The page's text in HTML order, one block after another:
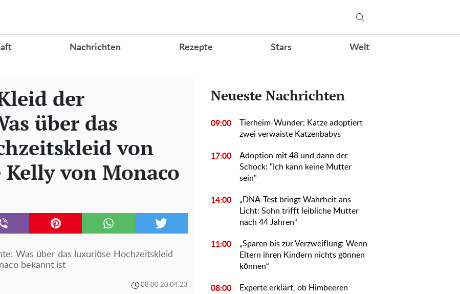
Nachrichten Rezepte Stars Welt
der
über das
von
von Monaco
Was über das luxuriöse Hochzeitskleid
bekannt ist
08:00 20.04.23
Neueste Nachrichten
09:00
Tierheim-Wunder: Katze adoptiert
zwei verwaiste Katzenbabys
17:00
Adoption mit 48 und dann der
Schock: "Ich kann keine Mutter
sein"
14:00
„DNA-Test bringt Wahrheit ans
Licht: Sohn trifft leibliche Mutter
nach 44 Jahren“
11:00
„Sparen bis zur Verzweiflung: Wenn
Eltern ihren Kindern nichts gönnen
können“
08:00
Experte erklärt, ob Himbeeren